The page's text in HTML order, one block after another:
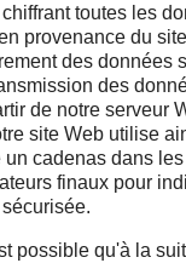
toutes les
provenance du
des données
des
de notre serveur
site Web utilise
un cadenas dans
finaux pour
possible qu'à la